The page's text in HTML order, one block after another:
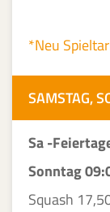
*Neu
SAMSTAG,
Sa -
Sonntag
Squash